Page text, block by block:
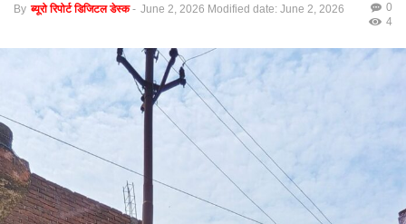
By ब्यूरो रिपोर्ट डिजिटल डेस्क - June 2, 2026 Modified date: June 2, 2026
0
4